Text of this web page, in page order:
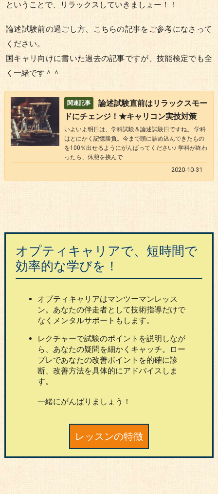
ということで、リラックスしていきましょー！！
論述試験前の過ごし方、こちらの記事をご参考になさって
ください。
国キャリ向けに書いた過去の記事ですが、技能検定でも全
く一緒です＾＾
論述試験直前はリラックスモー
ドにチェンジ！★キャリコン実技対策
いよいよ明日は、学科試験＆論述試験日ですね。 学科
はとにかく記憶勝負。今まで頭に詰め込んできたもの
を100％出せるようにがんばってください♪ 学科が終わ
ったら、休憩を挟んで
2020-10-31
オプティキャリアで、短時間で
効率的な学びを！
オプティキャリアはマンツーマンレッス
ン。あなたの伴走者として技術指導だけで
なくメンタルサポートもします。
レクチャーで試験のポイントを説明しなが
ら、あなたの疑問を細かくキャッチ。ロー
プレであなたの改善ポイントを的確に診
断、改善方法を具体的にアドバイスしま
す。
一緒にがんばりましょう！
レッスンの特徴